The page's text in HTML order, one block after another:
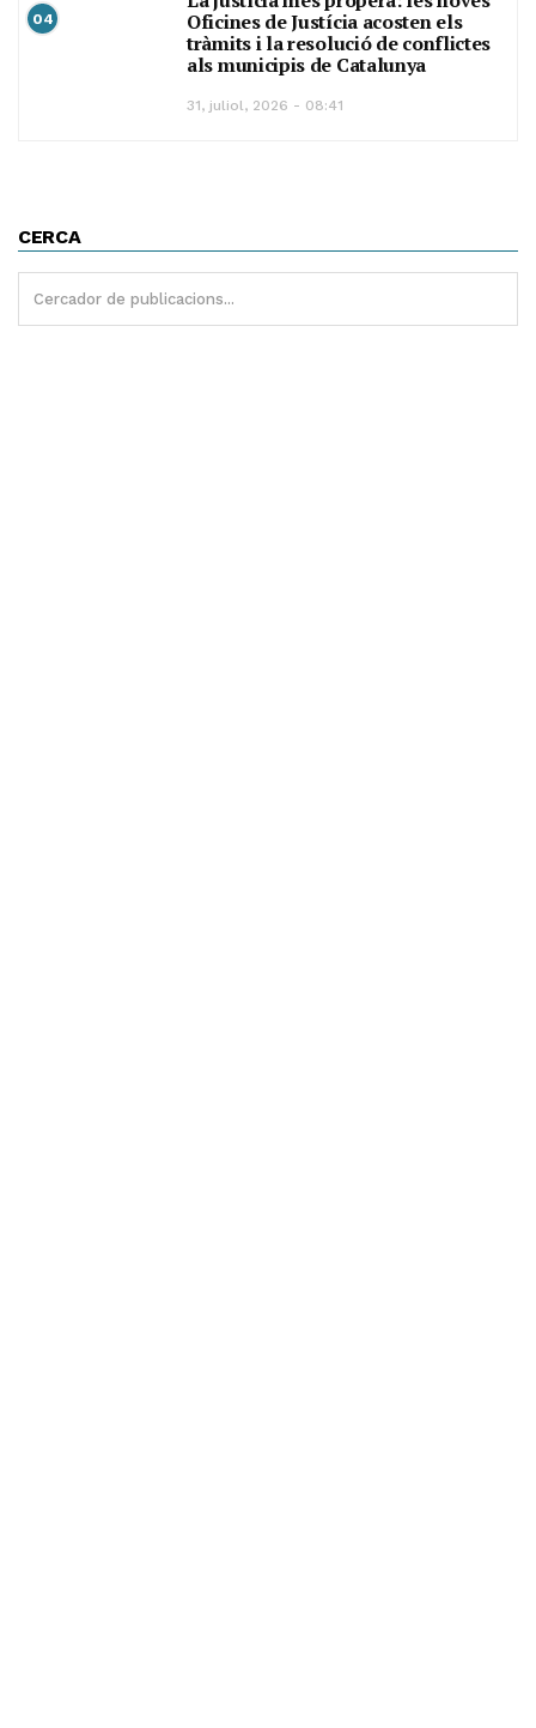
04
Oficines de Justícia acosten els
tràmits i la resolució de conflictes
als municipis de Catalunya
31, juliol, 2026 - 08:41
CERCA